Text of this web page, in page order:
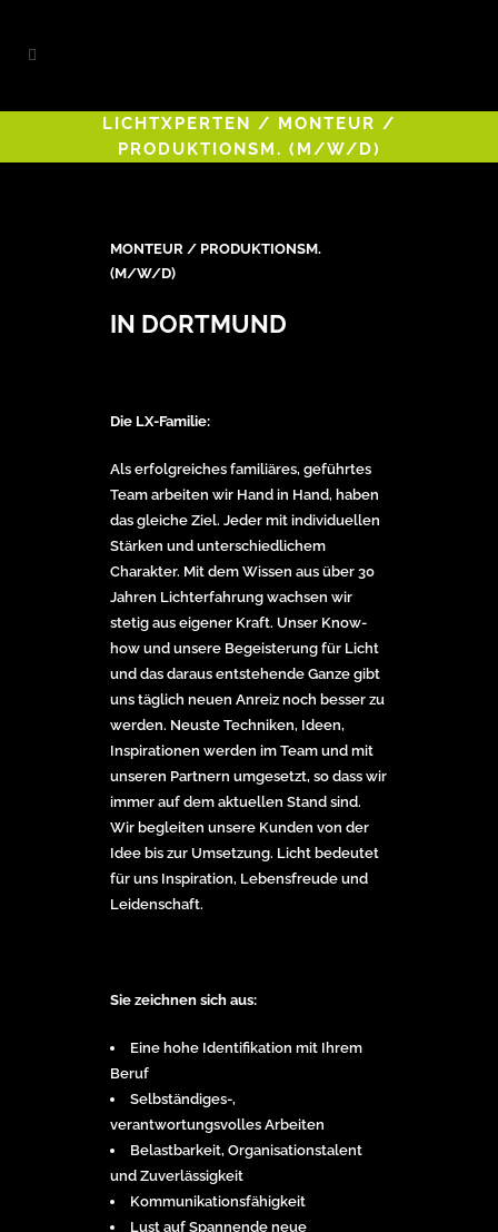
LICHTXPERTEN / MONTEUR /
PRODUKTIONSM. (M/W/D)
MONTEUR / PRODUKTIONSM.
(M/W/D)
IN DORTMUND
Die LX-Familie:
Als erfolgreiches familiäres, geführtes
Team arbeiten wir Hand in Hand, haben
das gleiche Ziel. Jeder mit individuellen
Stärken und unterschiedlichem
Charakter. Mit dem Wissen aus über 30
Jahren Lichterfahrung wachsen wir
stetig aus eigener Kraft. Unser Know-
how und unsere Begeisterung für Licht
und das daraus entstehende Ganze gibt
uns täglich neuen Anreiz noch besser zu
werden. Neuste Techniken, Ideen,
Inspirationen werden im Team und mit
unseren Partnern umgesetzt, so dass wir
immer auf dem aktuellen Stand sind.
Wir begleiten unsere Kunden von der
Idee bis zur Umsetzung. Licht bedeutet
für uns Inspiration, Lebensfreude und
Leidenschaft.
Sie zeichnen sich aus:
Eine hohe Identifikation mit Ihrem
Beruf
Selbständiges-,
verantwortungsvolles Arbeiten
Belastbarkeit, Organisationstalent
und Zuverlässigkeit
Kommunikationsfähigkeit
Lust auf Spannende neue